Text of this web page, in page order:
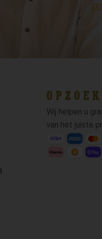
Wij helpen u
van het juiste